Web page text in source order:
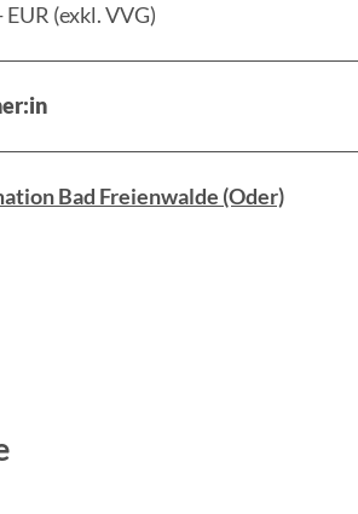
(exkl. VVG)
Bad Freienwalde (Oder)